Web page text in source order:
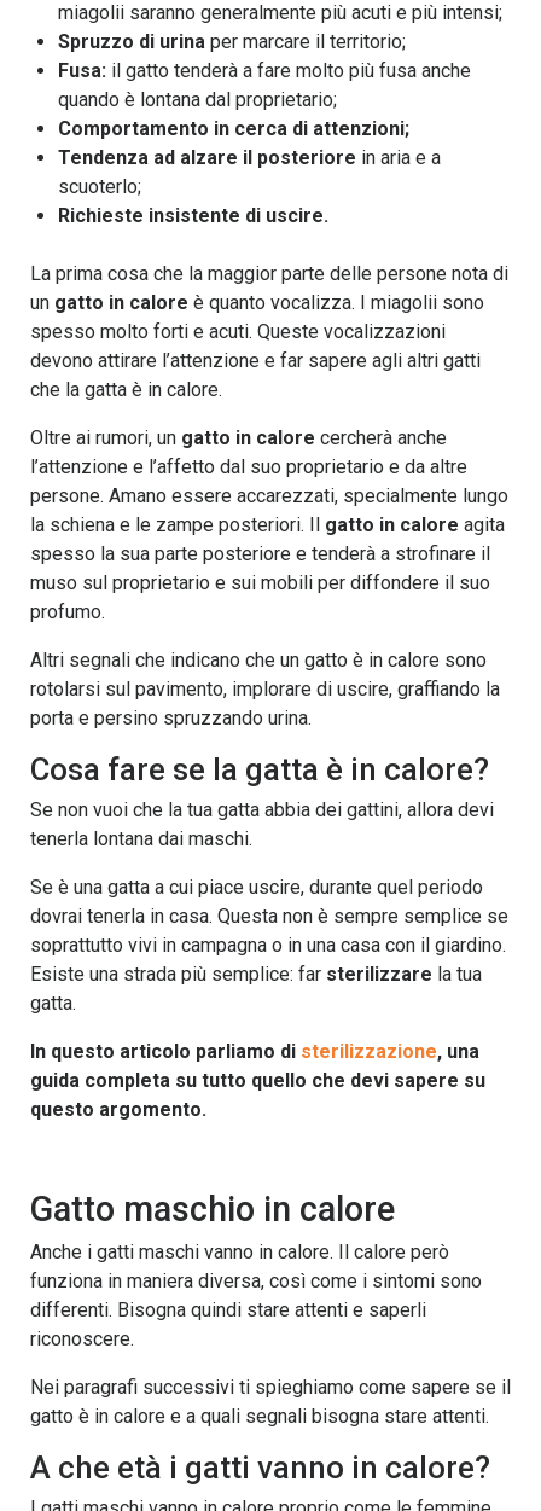
miagolii saranno generalmente più acuti e più intensi;
Spruzzo di urina per marcare il territorio;
Fusa: il gatto tenderà a fare molto più fusa anche
quando è lontana dal proprietario;
Comportamento in cerca di attenzioni;
Tendenza ad alzare il posteriore in aria e a
scuoterlo;
Richieste insistente di uscire.
La prima cosa che la maggior parte delle persone nota di
un gatto in calore è quanto vocalizza. I miagolii sono
spesso molto forti e acuti. Queste vocalizzazioni
devono attirare l’attenzione e far sapere agli altri gatti
che la gatta è in calore.
Oltre ai rumori, un gatto in calore cercherà anche
l’attenzione e l’affetto dal suo proprietario e da altre
persone. Amano essere accarezzati, specialmente lungo
la schiena e le zampe posteriori. Il gatto in calore agita
spesso la sua parte posteriore e tenderà a strofinare il
muso sul proprietario e sui mobili per diffondere il suo
profumo.
Altri segnali che indicano che un gatto è in calore sono
rotolarsi sul pavimento, implorare di uscire, graffiando la
porta e persino spruzzando urina.
Cosa fare se la gatta è in calore?
Se non vuoi che la tua gatta abbia dei gattini, allora devi
tenerla lontana dai maschi.
Se è una gatta a cui piace uscire, durante quel periodo
dovrai tenerla in casa. Questa non è sempre semplice se
soprattutto vivi in campagna o in una casa con il giardino.
Esiste una strada più semplice: far sterilizzare la tua
gatta.
In questo articolo parliamo di sterilizzazione, una
guida completa su tutto quello che devi sapere su
questo argomento.
Gatto maschio in calore
Anche i gatti maschi vanno in calore. Il calore però
funziona in maniera diversa, così come i sintomi sono
differenti. Bisogna quindi stare attenti e saperli
riconoscere.
Nei paragrafi successivi ti spieghiamo come sapere se il
gatto è in calore e a quali segnali bisogna stare attenti.
A che età i gatti vanno in calore?